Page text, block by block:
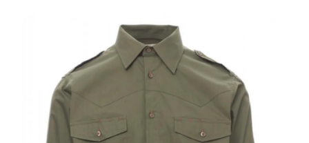
OCHRANNÉ POMÔCKY
PROFESIE